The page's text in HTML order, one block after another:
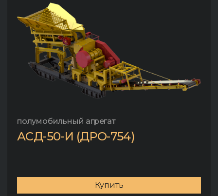
полумобильный агрегат
АСД-50-И (ДРО-754)
Купить